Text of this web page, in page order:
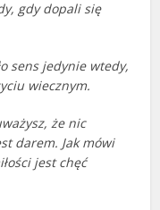
gdy dopali się
sens jedynie wtedy,
wiecznym.
że nic
darem. Jak mówi
jest chęć